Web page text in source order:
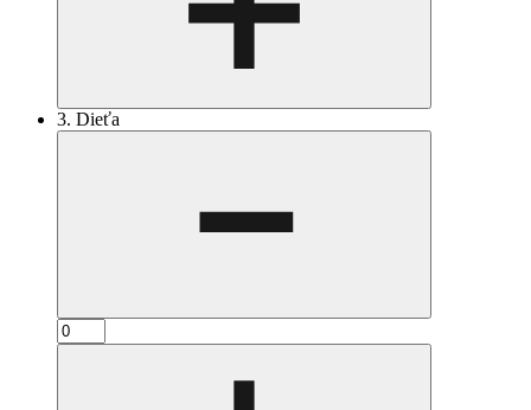
3. Dieťa